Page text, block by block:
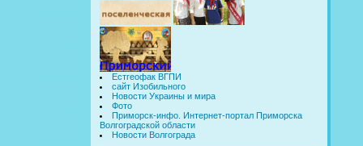
Естгеофак ВГПИ
сайт Изобильного
Новости Украины и мира
Фото
Приморск-инфо. Интернет-портал Приморска
Волгоградской области
Новости Волгограда